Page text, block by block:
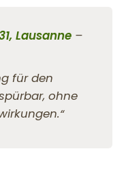
Lausanne –
für den
ohne